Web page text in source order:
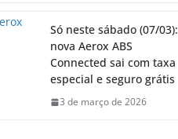
Só neste sábado (07/03):
nova Aerox ABS
Connected sai com taxa
especial e seguro grátis
3 de março de 2026